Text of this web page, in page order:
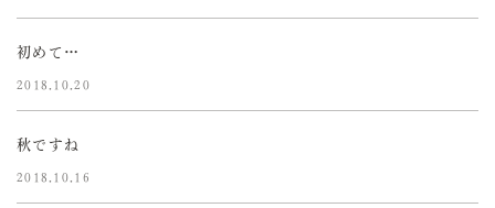
初めて…
2018.10.20
秋ですね
2018.10.16